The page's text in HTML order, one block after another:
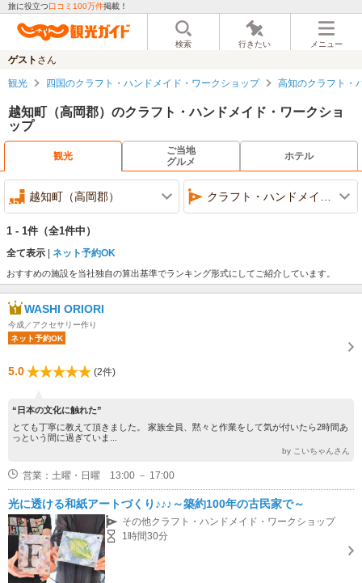
旅に役立つ口コミ100万件掲載！
検索 行きたい メニュー
ゲスト さん
観光 四国のクラフト・ハンドメイド・ワークショップ 高知のクラフト・
越知町（高岡郡）のクラフト・ハンドメイド・ワークショ
ップ
観光
ご当地
グルメ
ホテル
越知町（高岡郡） クラフト・ハンドメイド・ワークショップ
1 - 1件 （全1件中）
全て表示 ネット予約OK
おすすめの施設を当社独自の算出基準でランキング形式にしてご紹介しています。
WASHI ORIORI
今成／アクセサリー作り
ネット予約OK
5.0 (2件)
“日本の文化に触れた”
とても丁寧に教えて頂きました。 家族全員、黙々と作業をして気が付いたら2時間あ
っという間に過ぎていま...
by こいちゃんさん
営業：土曜・日曜 13:00 － 17:00
光に透ける和紙アートづくり♪♪♪～築約100年の古民家で～
その他クラフト・ハンドメイド・ワークショップ
1時間30分